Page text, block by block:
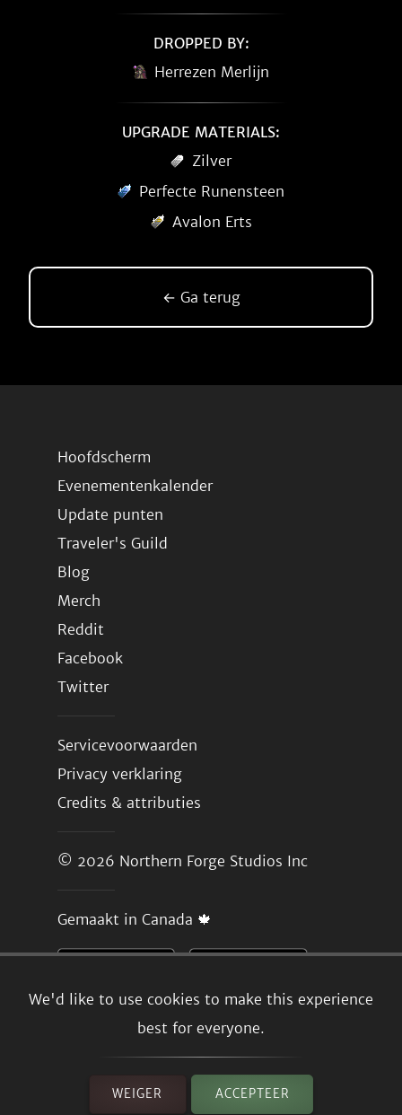
We'd like to use cookies to make this experience
best for everyone.
WEIGER ACCEPTEER
DROPPED BY:
Herrezen Merlijn
UPGRADE MATERIALS:
Zilver
Perfecte Runensteen
Avalon Erts
← Ga terug
Hoofdscherm
Evenementenkalender
Update punten
Traveler's Guild
Blog
Merch
Reddit
Facebook
Twitter
Servicevoorwaarden
Privacy verklaring
Credits & attributies
© 2026 Northern Forge Studios Inc
Gemaakt in Canada 🍁